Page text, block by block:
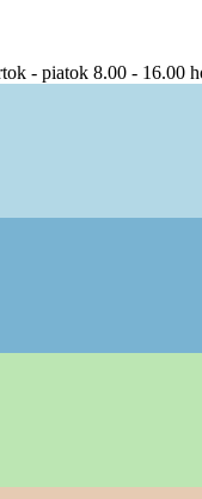
- piatok 8.00 - 16.00